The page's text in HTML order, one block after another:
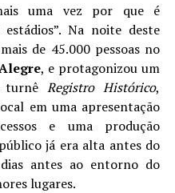
uma vez por que é
Na noite deste
de 45.000 pessoas no
, e protagonizou um
turnêRegistro Histórico,
em uma apresentação
e uma produção
já era alta antes do
antes ao entorno do
lugares.